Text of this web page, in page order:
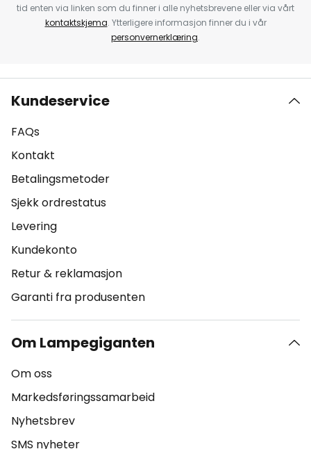
tid enten via linken som du finner i alle nyhetsbrevene eller via vårt
kontaktskjema. Ytterligere informasjon finner du i vår
personvernerklæring.
Kundeservice
FAQs
Kontakt
Betalingsmetoder
Sjekk ordrestatus
Levering
Kundekonto
Retur & reklamasjon
Garanti fra produsenten
Om Lampegiganten
Om oss
Markedsføringssamarbeid
Nyhetsbrev
SMS nyheter